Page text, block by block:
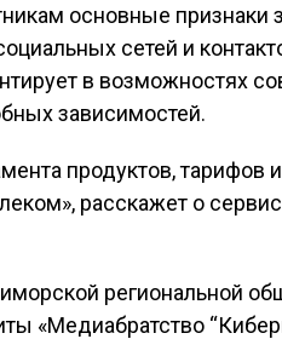
основные признаки
сетей и
в возможностях
зависимостей.
продуктов, тарифов
расскажет о
региональной
«Медиабратство